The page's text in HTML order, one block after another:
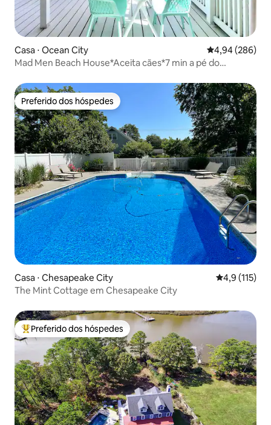
Casa ⋅ Ocean City 4,94 de uma
4,94 (286)
Mad Men Beach House*Aceita cães*7 min a pé do
de trabalho*Novo BERÇO
Preferido dos hóspedes
Preferido dos hóspedes
Casa ⋅ Chesapeake City 4,9 de uma
4,9 (115)
The Mint Cottage em Chesapeake City
Entre os melhores preferidos dos hóspedes
Preferido dos hóspedes